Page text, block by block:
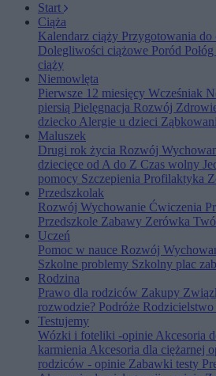
Start
Ciąża
Kalendarz ciąży Przygotowania do
Dolegliwości ciążowe Poród Połóg
ciąży
Niemowlęta
Pierwsze 12 miesięcy Wcześniak
piersią Pielęgnacja Rozwój
dziecko Alergie u dzieci
Maluszek
Drugi rok życia Rozwój
dziecięce od A do Z Czas wolny
pomocy Szczepienia Profilaktyka
Przedszkolak
Rozwój Wychowanie Ćwiczenia
Przedszkole Zabawy Zerówka
Uczeń
Pomoc w nauce Rozwój
Szkolne problemy Szkolny plac
Rodzina
Prawo dla rodziców Zakupy
rozwodzie? Podróże Rodzicielstwo
Testujemy
Wózki i foteliki -opinieAkcesoria
karmieniaAkcesoria dla ciężarnej
rodziców - opinie Zabawki testy